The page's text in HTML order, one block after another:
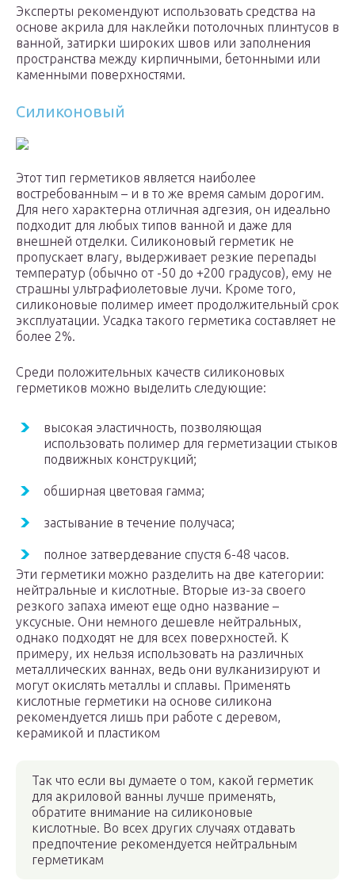
Эксперты рекомендуют использовать средства на
основе акрила для наклейки потолочных плинтусов в
ванной, затирки широких швов или заполнения
пространства между кирпичными, бетонными или
каменными поверхностями.
Силиконовый
Этот тип герметиков является наиболее
востребованным – и в то же время самым дорогим.
Для него характерна отличная адгезия, он идеально
подходит для любых типов ванной и даже для
внешней отделки. Силиконовый герметик не
пропускает влагу, выдерживает резкие перепады
температур (обычно от -50 до +200 градусов), ему не
страшны ультрафиолетовые лучи. Кроме того,
силиконовые полимер имеет продолжительный срок
эксплуатации. Усадка такого герметика составляет не
более 2%.
Среди положительных качеств силиконовых
герметиков можно выделить следующие:
высокая эластичность, позволяющая
использовать полимер для герметизации стыков
подвижных конструкций;
обширная цветовая гамма;
застывание в течение получаса;
полное затвердевание спустя 6-48 часов.
Эти герметики можно разделить на две категории:
нейтральные и кислотные. Вторые из-за своего
резкого запаха имеют еще одно название –
уксусные. Они немного дешевле нейтральных,
однако подходят не для всех поверхностей. К
примеру, их нельзя использовать на различных
металлических ваннах, ведь они вулканизируют и
могут окислять металлы и сплавы. Применять
кислотные герметики на основе силикона
рекомендуется лишь при работе с деревом,
керамикой и пластиком
Так что если вы думаете о том, какой герметик
для акриловой ванны лучше применять,
обратите внимание на силиконовые
кислотные. Во всех других случаях отдавать
предпочтение рекомендуется нейтральным
герметикам